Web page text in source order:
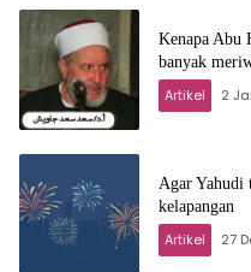
Kenapa Abu
banyak
Artikel 2
Agar Yahudi
kelapangan
Artikel 27